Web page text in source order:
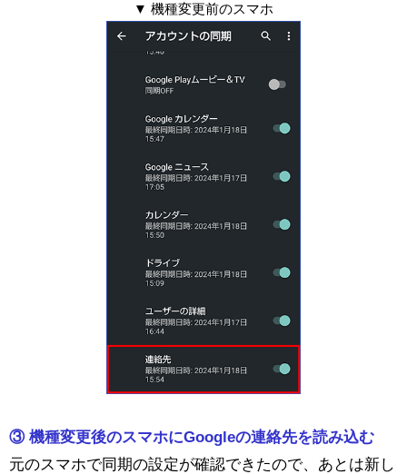
▼ 機種変更前のスマホ
③ 機種変更後のスマホにGoogleの連絡先を読み込む
元のスマホで同期の設定が確認できたので、あとは新し